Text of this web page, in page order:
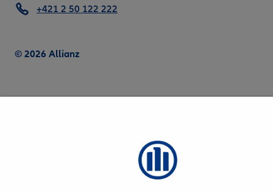
© 2026 Allianz
+421 2 50 122 222